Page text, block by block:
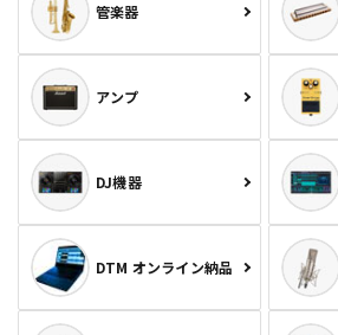
管楽器
アンプ
DJ機器
DTM オンライン納品